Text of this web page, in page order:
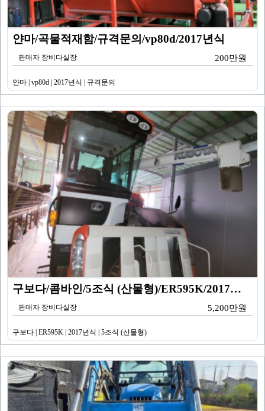
얀마/곡물적재함/규격문의/vp80d/2017년식
판매자 장비다실장 200만원
얀마 | vp80d | 2017년식 | 규격문의
구보다/콤바인/5조식 (산물형)/ER595K/2017년…
판매자 장비다실장 5,200만원
구보다 | ER595K | 2017년식 | 5조식 (산물형)